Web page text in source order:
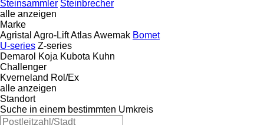
Steinsammler Steinbrecher
alle anzeigen
Marke
Agristal Agro-LiftAtlasAwemak Bomet
U-series Z-series
Demarol Koja Kubota Kuhn
Challenger
Kverneland Rol/Ex
alle anzeigen
Standort
Suche in einem bestimmten Umkreis